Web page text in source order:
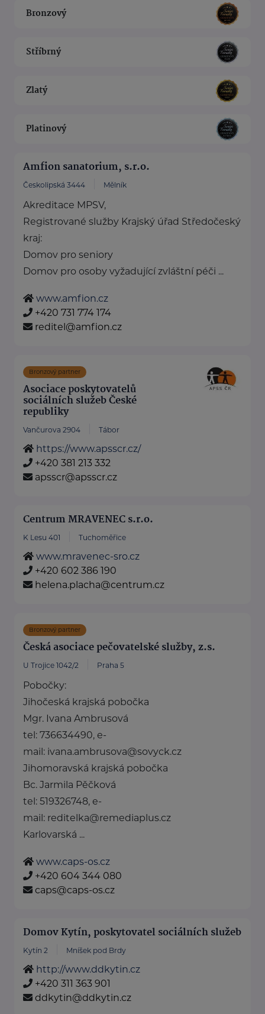
Bronzový
Stříbrný
Zlatý
Platinový
Amfion sanatorium, s.r.o.
Českolipská 3444 Mělník
Akreditace MPSV,
Registrované služby Krajský úřad Středočeský
kraj:
Domov pro seniory
Domov pro osoby vyžadující zvláštní péči ...
www.amfion.cz
+420 731 774 174
reditel@amfion.cz
Bronzový partner
Asociace poskytovatelů
sociálních služeb České
republiky
Vančurova 2904 Tábor
https://www.apsscr.cz/
+420 381 213 332
apsscr@apsscr.cz
Centrum MRAVENEC s.r.o.
K Lesu 401 Tuchoměřice
www.mravenec-sro.cz
+420 602 386 190
helena.placha@centrum.cz
Bronzový partner
Česká asociace pečovatelské služby, z.s.
U Trojice 1042/2 Praha 5
Pobočky:
Jihočeská krajská pobočka
Mgr. Ivana Ambrusová
tel: 736634490, e-
mail: ivana.ambrusova@sovyck.cz
Jihomoravská krajská pobočka
Bc. Jarmila Pěčková
tel: 519326748, e-
mail: reditelka@remediaplus.cz
Karlovarská ...
www.caps-os.cz
+420 604 344 080
caps@caps-os.cz
Domov Kytín, poskytovatel sociálních služeb
Kytín 2 Mníšek pod Brdy
http://www.ddkytin.cz
+420 311 363 901
ddkytin@ddkytin.cz